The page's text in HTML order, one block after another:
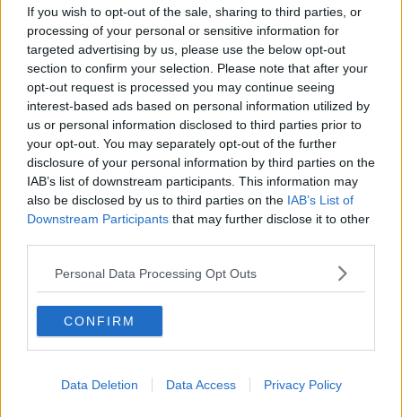
If you wish to opt-out of the sale, sharing to third parties, or
processing of your personal or sensitive information for
targeted advertising by us, please use the below opt-out
section to confirm your selection. Please note that after your
opt-out request is processed you may continue seeing
interest-based ads based on personal information utilized by
us or personal information disclosed to third parties prior to
your opt-out. You may separately opt-out of the further
disclosure of your personal information by third parties on the
IAB’s list of downstream participants. This information may
also be disclosed by us to third parties on the IAB’s List of
Downstream Participants that may further disclose it to other
Personal Data Processing Opt Outs
CONFIRM
Data Deletion Data Access Privacy Policy
für Paris-Roubaix
oder nicht?
kommt Van Aert
zurück“ – Aber kann
er rechtzeitig für
Paris-Roubaix in
Topform kommen?
Schreiben Sie einen Kommentar